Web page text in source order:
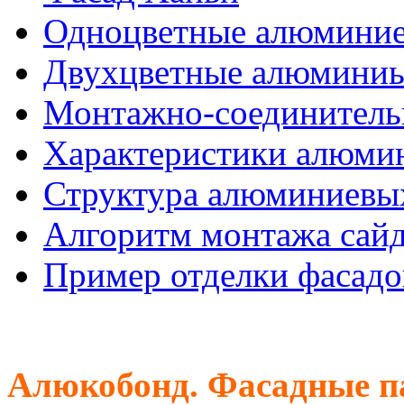
Одноцветные
Двухцветные
Монтажно-
Характеристики
Структура
Алгоритм монтажа
Пример отделки
Алюкобонд. Фасадные